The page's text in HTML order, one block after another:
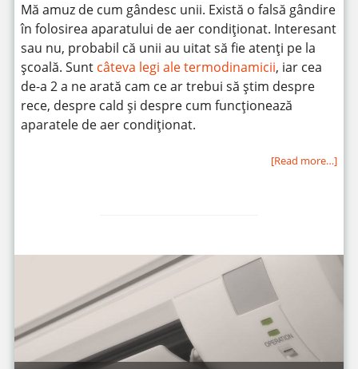
Mă amuz de cum gândesc unii. Există o falsă gândire
în folosirea aparatului de aer condiționat. Interesant
sau nu, probabil că unii au uitat să fie atenți pe la
școală. Sunt câteva legi ale termodinamicii, iar cea
de-a 2 a ne arată cam ce ar trebui să știm despre
rece, despre cald și despre cum funcționează
aparatele de aer condiționat.
[Read more…]